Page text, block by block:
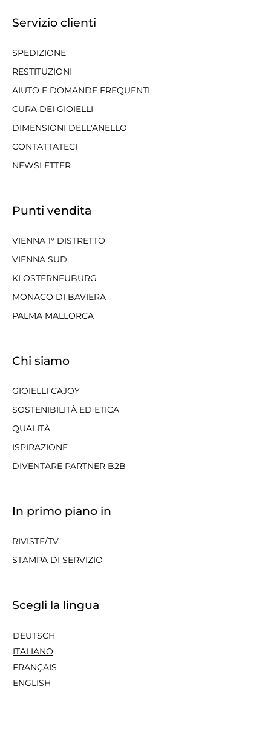
Servizio clienti
SPEDIZIONE
RESTITUZIONI
AIUTO E DOMANDE FREQUENTI
CURA DEI GIOIELLI
DIMENSIONI DELL'ANELLO
CONTATTATECI
NEWSLETTER
Punti vendita
VIENNA 1° DISTRETTO
VIENNA SUD
KLOSTERNEUBURG
MONACO DI BAVIERA
PALMA MALLORCA
Chi siamo
GIOIELLI CAJOY
SOSTENIBILITÀ ED ETICA
QUALITÀ
ISPIRAZIONE
DIVENTARE PARTNER B2B
In primo piano in
RIVISTE/TV
STAMPA DI SERVIZIO
Scegli la lingua
DEUTSCH
ITALIANO
FRANÇAIS
ENGLISH